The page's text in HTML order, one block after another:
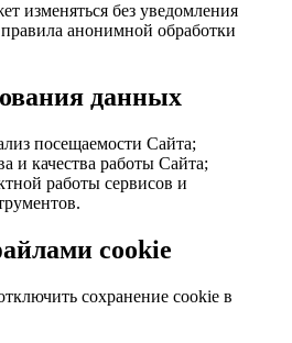
изменяться без уведомления
анонимной обработки
данных
посещаемости Сайта;
и качества работы Сайта;
работы сервисов и
cookie
сохранение cookie в